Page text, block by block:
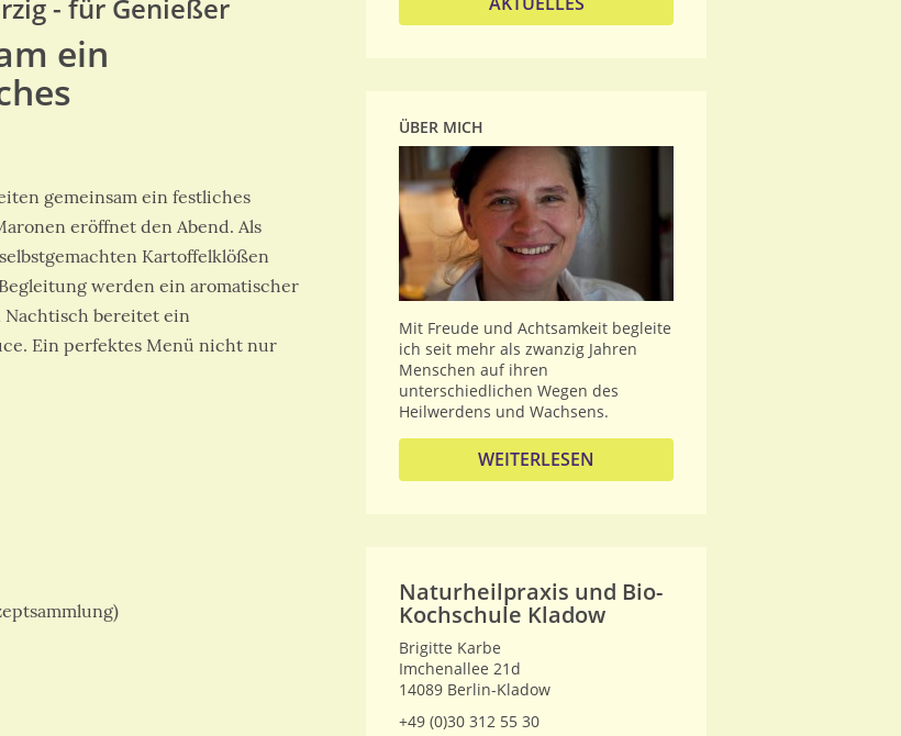
- für Genießer
ein
gemeinsam ein festliches
eröffnet den Abend. Als
Kartoffelklößen
werden ein aromatischer
Nachtisch bereitet ein
Ein perfektes Menü nicht nur
ÜBER MICH
Mit Freude und Achtsamkeit begleite
ich seit mehr als zwanzig Jahren
Menschen auf ihren
unterschiedlichen Wegen des
Heilwerdens und Wachsens.
WEITERLESEN
Naturheilpraxis und Bio-
Kochschule Kladow
Brigitte Karbe
Imchenallee 21d
14089 Berlin-Kladow
+49 (0)30 312 55 30